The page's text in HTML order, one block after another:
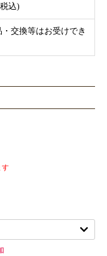
込)
交換等はお受けでき
す